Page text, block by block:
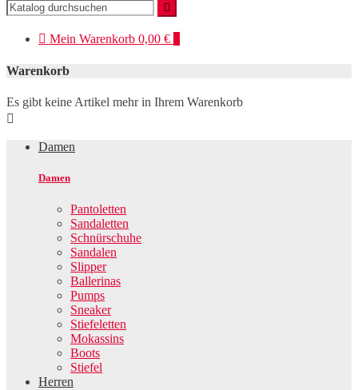

 Mein Warenkorb 0,00 €
Warenkorb
Es gibt keine Artikel mehr in Ihrem Warenkorb

Damen
Damen
Pantoletten
Sandaletten
Schnürschuhe
Sandalen
Slipper
Ballerinas
Pumps
Sneaker
Stiefeletten
Mokassins
Boots
Stiefel
Herren